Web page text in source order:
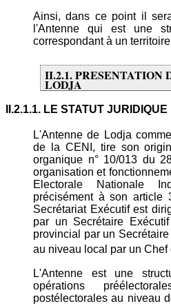
Ainsi, dans ce point il
l'Antenne qui est une
correspondant à un
II.2.1. PRESENTATION
LODJA
II.2.1.1. LE STATUT JURIDIQUE
L'Antenne de Lodja
de la CENI, tire son
organique n° 10/013 du
organisation et
Electorale Nationale
précisément à son
Secrétariat Exécutif est
par un Secrétaire
provincial par un
au niveau local par un Chef
L'Antenne est une
opérations
postélectorales au niveau